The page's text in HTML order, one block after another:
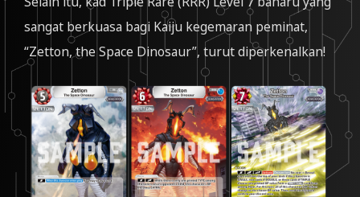
sangat berkuasa bagi Kaiju kegemaran peminat,
“Zetton, the Space Dinosaur”, turut diperkenalkan!